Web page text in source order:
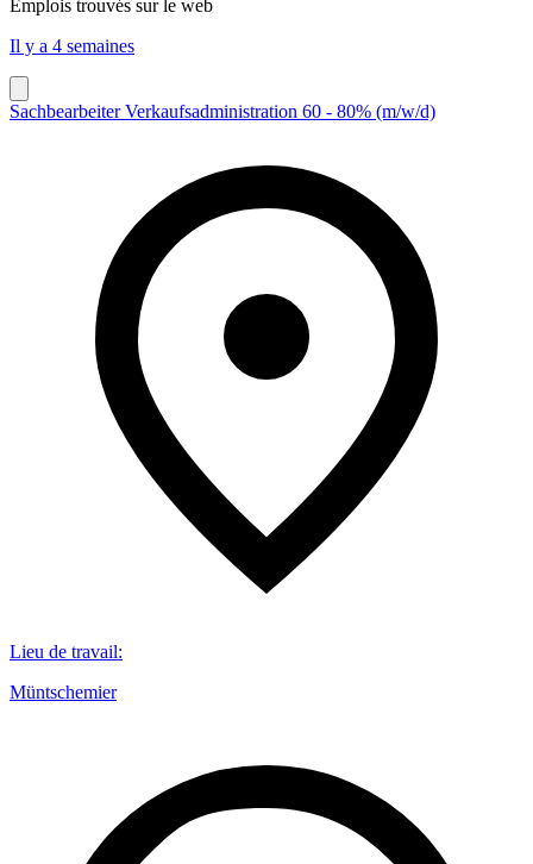
Emplois trouvés sur le web
Il y a 4 semaines
Sachbearbeiter Verkaufsadministration 60 - 80% (m/w/d)
Lieu de travail:
Müntschemier